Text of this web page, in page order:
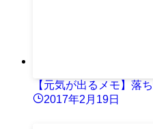
【元気が出るメモ】落
2017年2月19日